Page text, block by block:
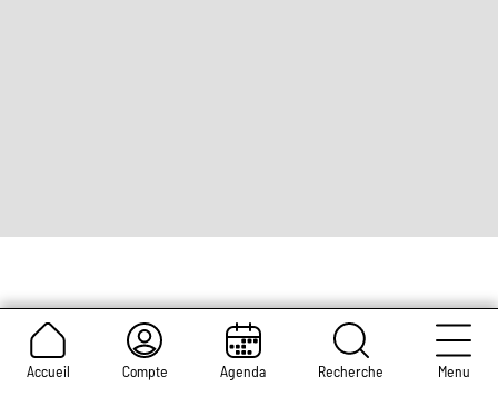
Accueil Compte Agenda Recherche Menu